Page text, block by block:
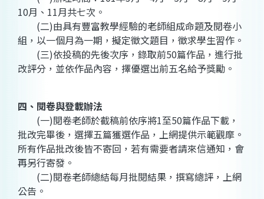
10月、11月共七次。
(二)由具有豐富教學經驗的老師組成命題及閱卷小
組，以一個月為一期，擬定徵文題目，徵求學生習作。
(三)依投稿的先後次序，錄取前50篇作品，進行批
改評分，並依作品內容，擇優選出前五名給予獎勵。
四、閱卷與登載辦法
(一)閱卷老師於截稿前依序將1至50篇作品下載，
批改完畢後，選擇五篇獲選作品，上網提供示範觀摩。
所有作品批改後皆不寄回，若有需要者請來信通知，會
再另行寄發。
(二)閱卷老師總結每月批閱結果，撰寫總評，上網
公告。